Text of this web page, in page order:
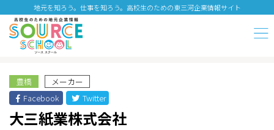
地元を知ろう。仕事を知ろう。高校生のための東三河企業情報サイト
豊橋
メーカー
Facebook
Twitter
大三紙業株式会社